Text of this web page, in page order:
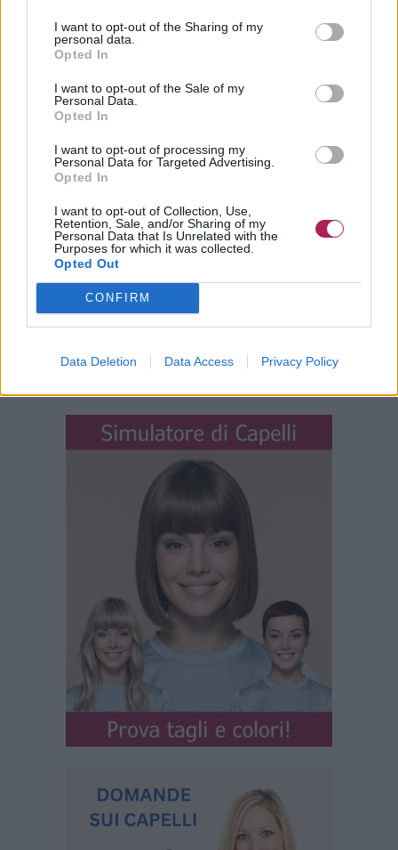
I want to opt-out of the Sharing of my
personal data.
Opted In
I want to opt-out of the Sale of my
Personal Data.
Opted In
I want to opt-out of processing my
Personal Data for Targeted Advertising.
Opted In
I want to opt-out of Collection, Use,
Retention, Sale, and/or Sharing of my
Personal Data that Is Unrelated with the
Purposes for which it was collected.
Opted Out
CONFIRM
Data Deletion Data Access Privacy Policy
con tua moglie, potete affrontare insieme questi momenti
emotivi e uscirne ancora più forti come coppia.
Vedi anche: I capelli corti sono noiosi?